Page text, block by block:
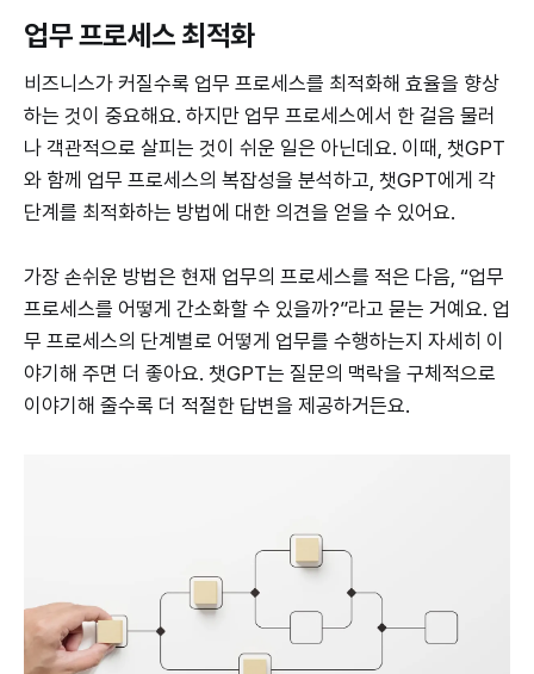
업무 프로세스 최적화
비즈니스가 커질수록 업무 프로세스를 최적화해 효율을 향상
하는 것이 중요해요. 하지만 업무 프로세스에서 한 걸음 물러
나 객관적으로 살피는 것이 쉬운 일은 아닌데요. 이때, 챗GPT
와 함께 업무 프로세스의 복잡성을 분석하고, 챗GPT에게 각
단계를 최적화하는 방법에 대한 의견을 얻을 수 있어요.
가장 손쉬운 방법은 현재 업무의 프로세스를 적은 다음, “업무
프로세스를 어떻게 간소화할 수 있을까?”라고 묻는 거예요. 업
무 프로세스의 단계별로 어떻게 업무를 수행하는지 자세히 이
야기해 주면 더 좋아요. 챗GPT는 질문의 맥락을 구체적으로
이야기해 줄수록 더 적절한 답변을 제공하거든요.